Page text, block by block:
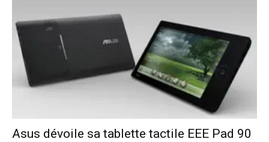
Asus dévoile sa tablette tactile EEE Pad 90